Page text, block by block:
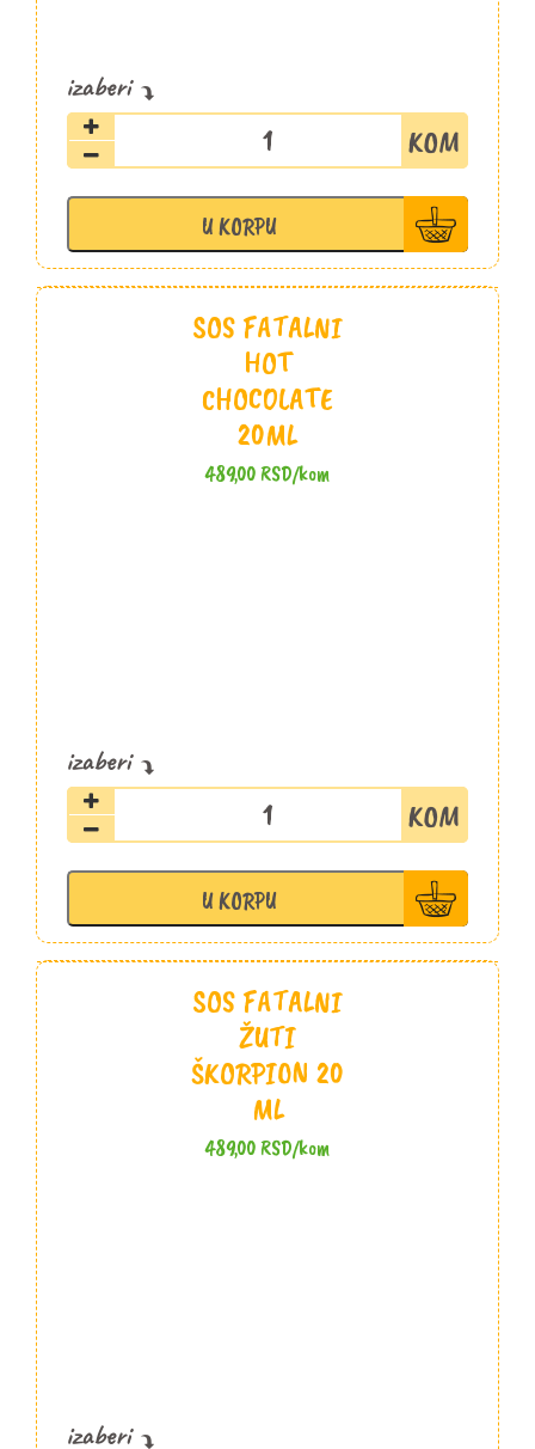
Sos
Fatalni
umak
100ml
količina
U KORPU
SOS FATALNI
HOT
CHOCOLATE
20ML
489,00RSD/kom
Sos
Fatalni
Chocolate
20ml
količina
U KORPU
SOS FATALNI
ŽUTI
ŠKORPION 20
ML
489,00RSD/kom